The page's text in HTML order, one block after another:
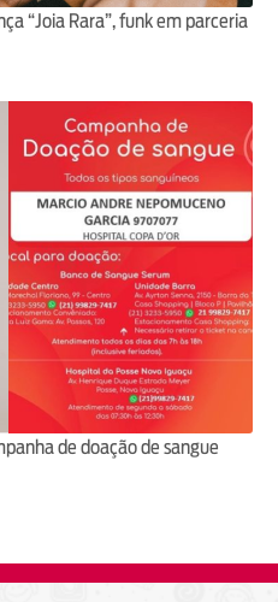
“Joia Rara”, funk em parceria
de doação de sangue